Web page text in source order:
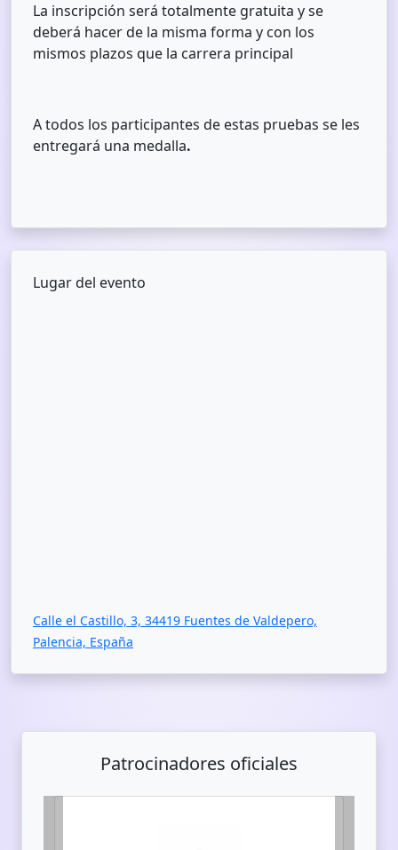
La inscripción será totalmente gratuita y se
deberá hacer de la misma forma y con los
mismos plazos que la carrera principal
A todos los participantes de estas pruebas se les
entregará una medalla.
Lugar del evento
Calle el Castillo, 3, 34419 Fuentes de Valdepero,
Palencia, España
Patrocinadores oficiales